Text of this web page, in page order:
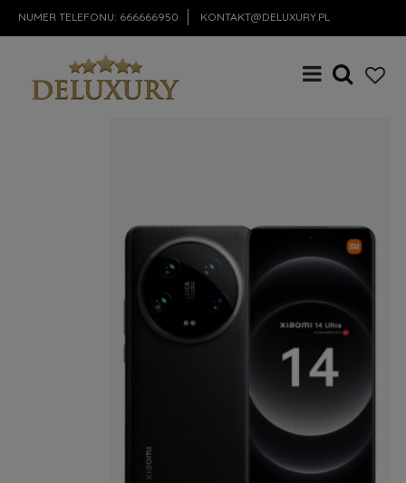
NUMER TELEFONU: 666666950 KONTAKT@DELUXURY.PL